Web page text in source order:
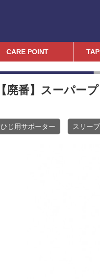
CARE POINT
【廃番】スーパー
ひじ用サポーター スリー